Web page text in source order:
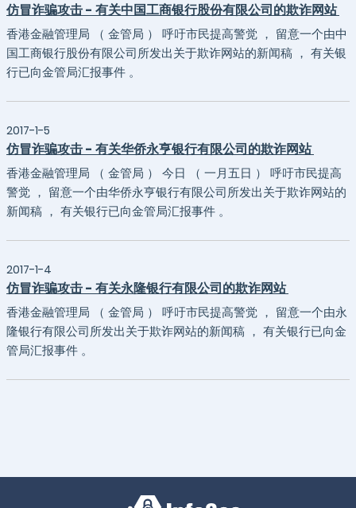
仿冒诈骗攻击 - 有关中国工商银行股份有限公司的欺诈网站
香港金融管理局 （ 金管局 ） 呼吁市民提高警觉 ， 留意一个由中
国工商银行股份有限公司所发出关于欺诈网站的新闻稿 ， 有关银
行已向金管局汇报事件 。
2017-1-5
仿冒诈骗攻击 - 有关华侨永亨银行有限公司的欺诈网站
香港金融管理局 （ 金管局 ） 今日 （ 一月五日 ） 呼吁市民提高
警觉 ， 留意一个由华侨永亨银行有限公司所发出关于欺诈网站的
新闻稿 ， 有关银行已向金管局汇报事件 。
2017-1-4
仿冒诈骗攻击 - 有关永隆银行有限公司的欺诈网站
香港金融管理局 （ 金管局 ） 呼吁市民提高警觉 ， 留意一个由永
隆银行有限公司所发出关于欺诈网站的新闻稿 ， 有关银行已向金
管局汇报事件 。